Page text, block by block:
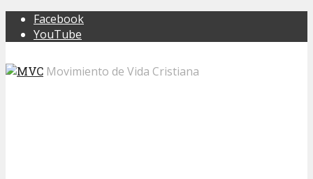
Facebook
YouTube
Movimiento de Vida Cristiana